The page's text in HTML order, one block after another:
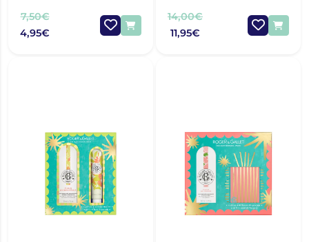
7,50€
4,95€
14,00€
11,95€